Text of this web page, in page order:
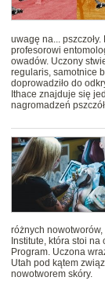
uwagę na...
profesorowi
owadów. Uczony
regularis, samotnice
doprowadziło do
Ithace znajduje się
nagromadzeń
różnych
Institute, która stoi
Program. Uczona
Utah pod kątem
nowotworem skóry.